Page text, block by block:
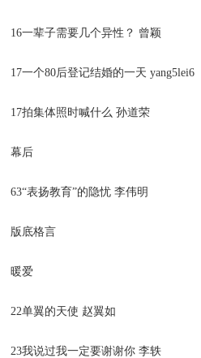
16一辈子需要几个异性？ 曾颖
17一个80后登记结婚的一天 yang5lei6
17拍集体照时喊什么 孙道荣
幕后
63“表扬教育”的隐忧 李伟明
版底格言
暖爱
22单翼的天使 赵翼如
23我说过我一定要谢谢你 李轶